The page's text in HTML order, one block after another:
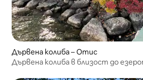
Дървена колиба – Отис
Дървена колиба в близост до